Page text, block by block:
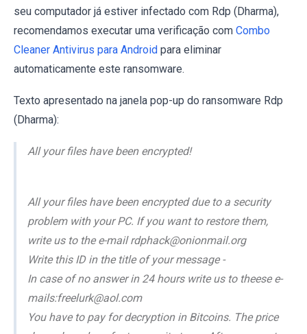
seu computador já estiver infectado com Rdp (Dharma),
recomendamos executar uma verificação com Combo
Cleaner Antivirus para Android para eliminar
automaticamente este ransomware.
Texto apresentado na janela pop-up do ransomware Rdp
(Dharma):
All your files have been encrypted!
All your files have been encrypted due to a security
problem with your PC. If you want to restore them,
write us to the e-mail rdphack@onionmail.org
Write this ID in the title of your message -
In case of no answer in 24 hours write us to theese e-
mails:freelurk@aol.com
You have to pay for decryption in Bitcoins. The price